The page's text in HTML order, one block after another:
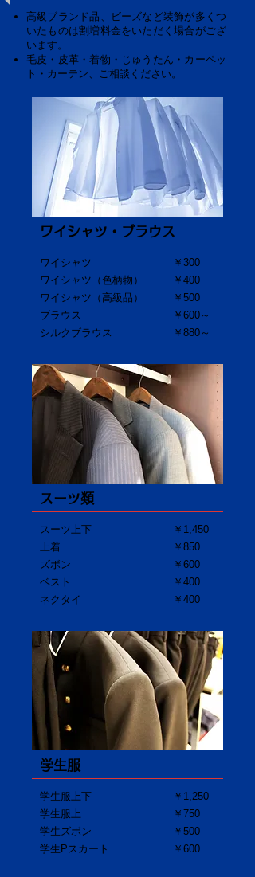
高級ブランド品、ビーズなど装飾が多くつ
いたものは割増料金をいただく場合がござ
います。
毛皮・皮革・着物・じゅうたん・カーペッ
ト・カーテン、ご相談ください。
ワイシャツ・ブラウス
ワイシャツ
ワイシャツ（色柄物）
ワイシャツ（高級品）
ブラウス
シルクブラウス​
￥300
￥400
​￥500
￥600～
￥880～
スーツ類
スーツ上下
上着
ズボン
ベスト
ネクタイ
￥1,450
￥850
​￥600
￥400
￥400
学生服
学生服上下
学生服上
学生ズボン
学生Pスカート
￥1,250
￥750
​￥500
￥600